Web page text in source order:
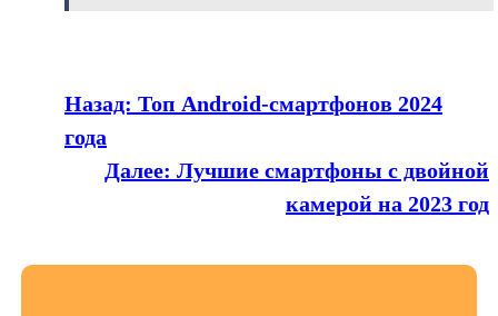
Назад: Топ Android-смартфонов 2024
года
Далее: Лучшие смартфоны с двойной
камерой на 2023 год